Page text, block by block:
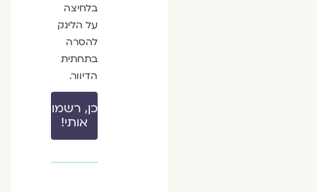
בלחיצה
על הלינק
להסרה
בתחתית
הדיוור.
כן, רשמו
אותי!